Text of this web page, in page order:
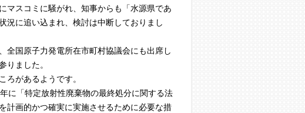
マスコミに騒がれ、知事からも「水源県であ
況に追い込まれ、検討は中断しておりまし
全国原子力発電所在市町村協議会にも出席し
りました。
ろがあるようです。
に「特定放射性廃棄物の最終処分に関する法
計画的かつ確実に実施させるために必要な措